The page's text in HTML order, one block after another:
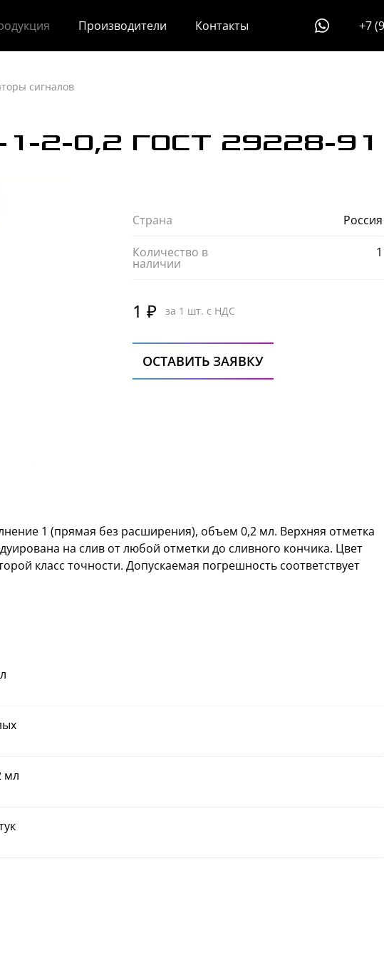
Производители Контакты +7
сигналов
2-0,2 ГОСТ 29228-91
Страна Россия
Количество в
наличии
1
1 ₽ за 1 шт. с НДС
ОСТАВИТЬ ЗАЯВКУ
1 (прямая без расширения), объем 0,2 мл. Верхняя отметка
на слив от любой отметки до сливного кончика. Цвет
класс точности. Допускаемая погрешность соответствует
мл